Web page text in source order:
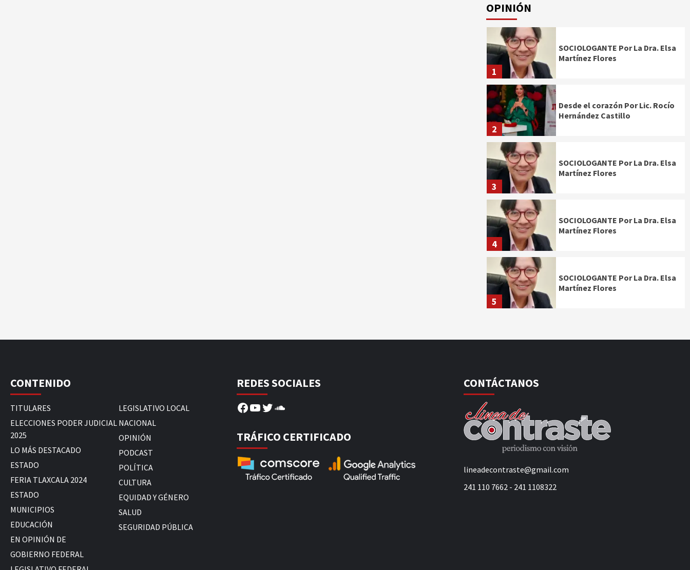
OPINIÓN
1
SOCIOLOGANTE Por La Dra. Elsa
Martínez Flores
2
Desde el corazón Por Lic. Rocío
Hernández Castillo
3
SOCIOLOGANTE Por La Dra. Elsa
Martínez Flores
4
SOCIOLOGANTE Por La Dra. Elsa
Martínez Flores
5
SOCIOLOGANTE Por La Dra. Elsa
Martínez Flores
CONTENIDO
TITULARES
ELECCIONES PODER JUDICIAL
2025
LO MÁS DESTACADO
ESTADO
FERIA TLAXCALA 2024
ESTADO
MUNICIPIOS
EDUCACIÓN
EN OPINIÓN DE
GOBIERNO FEDERAL
LEGISLATIVO LOCAL
NACIONAL
OPINIÓN
PODCAST
POLÍTICA
CULTURA
EQUIDAD Y GÉNERO
SALUD
SEGURIDAD PÚBLICA
REDES SOCIALES
Facebook
YouTube
Twitter
SoundCloud
TRÁFICO CERTIFICADO
CONTÁCTANOS
lineadecontraste@gmail.com
241 110 7662 - 241 1108322